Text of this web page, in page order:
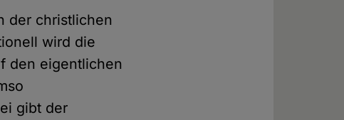
der christlichen
wird die
den eigentlichen
gibt der